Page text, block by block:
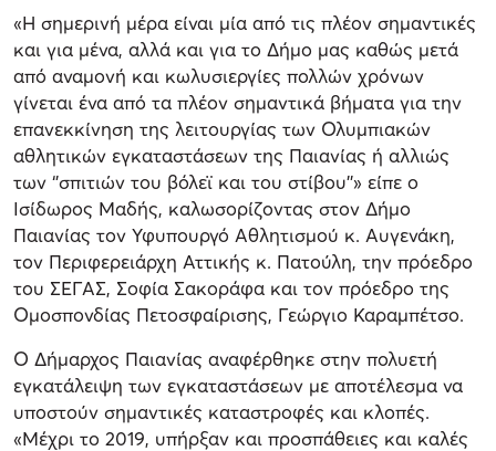
«Η σημερινή μέρα είναι μία από τις πλέον σημαντικές
και για μένα, αλλά και για το Δήμο μας καθώς μετά
από αναμονή και κωλυσιεργίες πολλών χρόνων
γίνεται ένα από τα πλέον σημαντικά βήματα για την
επανεκκίνηση της λειτουργίας των Ολυμπιακών
αθλητικών εγκαταστάσεων της Παιανίας ή αλλιώς
των ‘’σπιτιών του βόλεϊ και του στίβου’’» είπε ο
Ισίδωρος Μαδής, καλωσορίζοντας στον Δήμο
Παιανίας τον Υφυπουργό Αθλητισμού κ. Αυγενάκη,
τον Περιφερειάρχη Αττικής κ. Πατούλη, την πρόεδρο
του ΣΕΓΑΣ, Σοφία Σακοράφα και τον πρόεδρο της
Ομοσπονδίας Πετοσφαίρισης, Γεώργιο Καραμπέτσο.
Ο Δήμαρχος Παιανίας αναφέρθηκε στην πολυετή
εγκατάλειψη των εγκαταστάσεων με αποτέλεσμα να
υποστούν σημαντικές καταστροφές και κλοπές.
«Μέχρι το 2019, υπήρξαν και προσπάθειες και καλές